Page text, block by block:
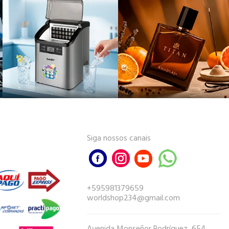
Siga nossos canais
+595981379659
worldshop234@gmail.com